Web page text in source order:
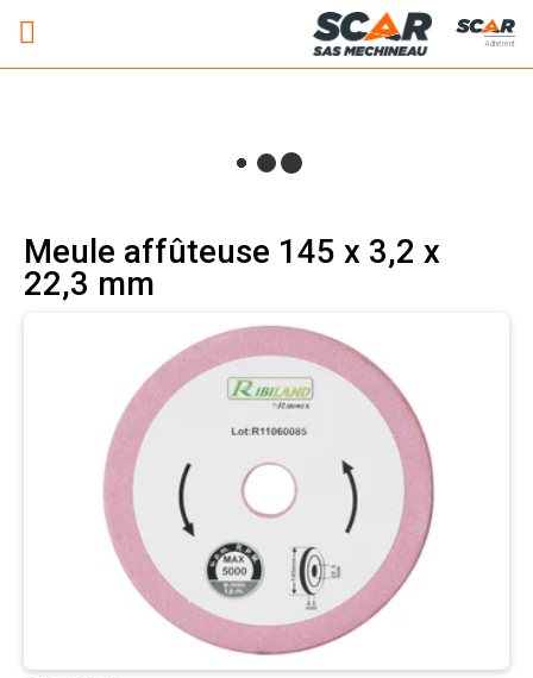
Adhérent
Meule affûteuse 145 x 3,2 x
22,3 mm